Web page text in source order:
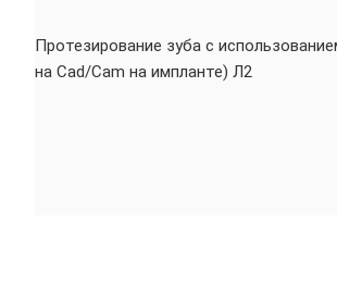
Протезирование зуба с
на Cad/Cam на импланте) Л2